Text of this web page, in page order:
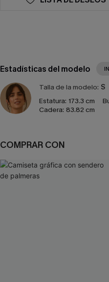
Estadísticas del modelo IN
Talla de la modelo: S
Estatura: 173.3 cm
Cadera: 83.82 cm
COMPRAR CON